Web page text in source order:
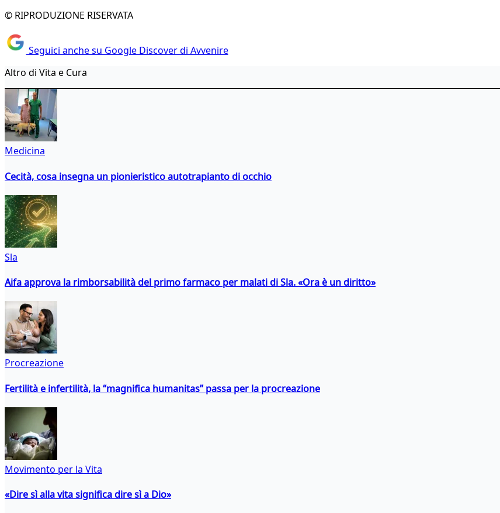
© RIPRODUZIONE RISERVATA
Seguici anche su Google Discover di Avvenire
Altro di Vita e Cura
Medicina
Cecità, cosa insegna un pionieristico autotrapianto di occhio
Sla
Aifa approva la rimborsabilità del primo farmaco per malati di Sla. «Ora è un diritto»
Procreazione
Fertilità e infertilità, la “magnifica humanitas” passa per la procreazione
Movimento per la Vita
«Dire sì alla vita significa dire sì a Dio»